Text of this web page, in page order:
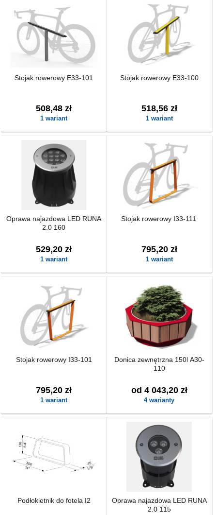
Stojak rowerowy E33-101
508,48 zł
1 wariant
Stojak rowerowy E33-100
518,56 zł
1 wariant
Oprawa najazdowa LED RUNA
2.0 160
529,20 zł
1 wariant
Stojak rowerowy I33-111
795,20 zł
1 wariant
Stojak rowerowy I33-101
795,20 zł
1 wariant
Donica zewnętrzna 150l A30-
110
od 4 043,20 zł
4 warianty
Podłokietnik do fotela I2
Oprawa najazdowa LED RUNA
2.0 115